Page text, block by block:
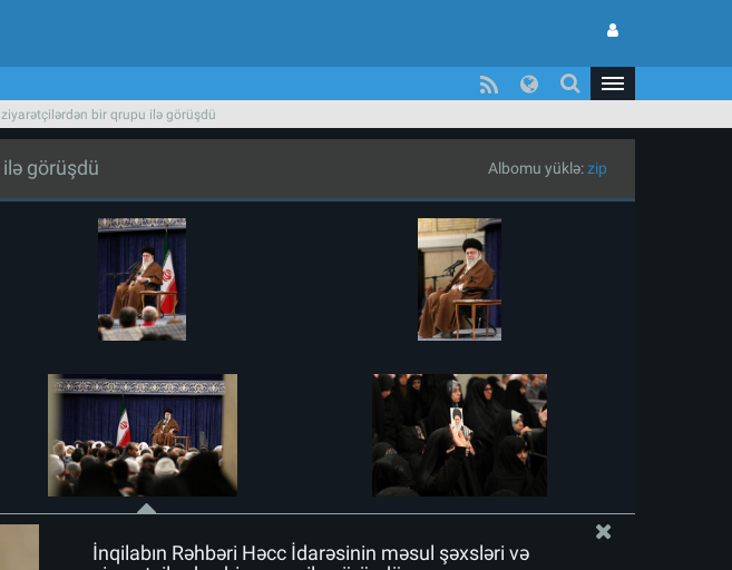
bir qrupu ilə görüşdü
görüşdü Albomu yüklə:zip
İnqilabın Rəhbəri Həcc İdarəsinin məsul şəxsləri və